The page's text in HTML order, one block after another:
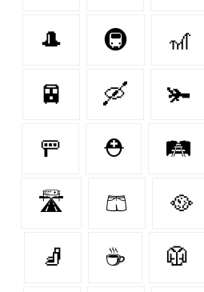
🎩 🚇 🎢
🚈 🛶 🫚
🚥 ⛑ 🛤
🛣 🩳 🥘
🧦 ☕ 🥼